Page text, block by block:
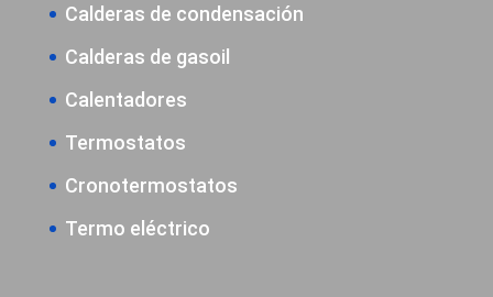
Calderas de condensación
Calderas de gasoil
Calentadores
Termostatos
Cronotermostatos
Termo eléctrico